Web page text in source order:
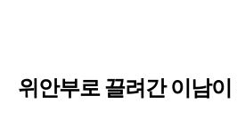
위안부로 끌려간 이남이